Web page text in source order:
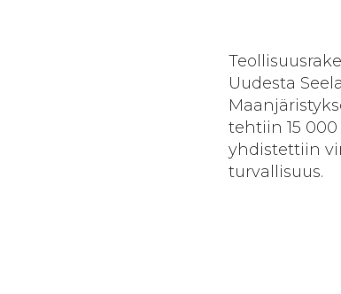
Uudesta
tehtiin 15
yhdistettiin
turvallisuus.